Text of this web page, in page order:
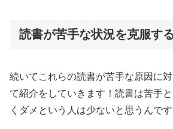
読書が苦手な状況を克服す
続いてこれらの読書が苦手な原因に
て紹介をしていきます！読書は苦手
くダメという人は少ないと思うんです